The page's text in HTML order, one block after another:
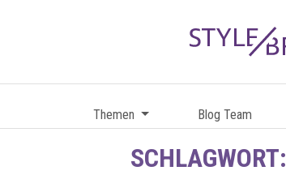
Themen Blog Team
SCHLAGWORT: